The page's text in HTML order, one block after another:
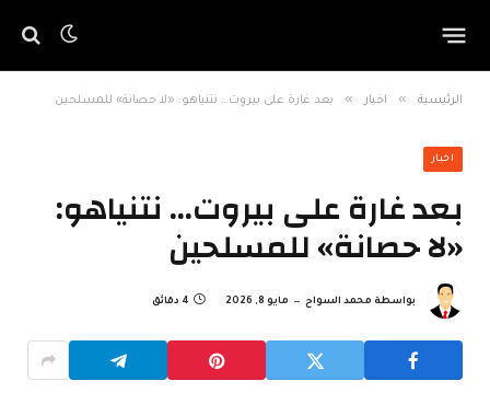
الرئيسية » اخبار » بعد غارة على بيروت… نتنياهو: «لا حصانة» للمسلحين
اخبار
بعد غارة على بيروت… نتنياهو:
«لا حصانة» للمسلحين
بواسطة محمد السواح مايو 8, 2026 4 دقائق